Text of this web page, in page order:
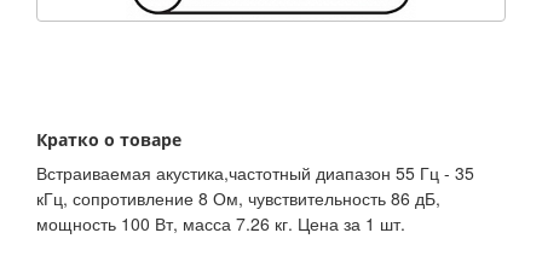
Кратко о товаре
Встраиваемая акустика,частотный диапазон 55 Гц - 35
кГц, сопротивление 8 Ом, чувствительность 86 дБ,
мощность 100 Вт, масса 7.26 кг. Цена за 1 шт.